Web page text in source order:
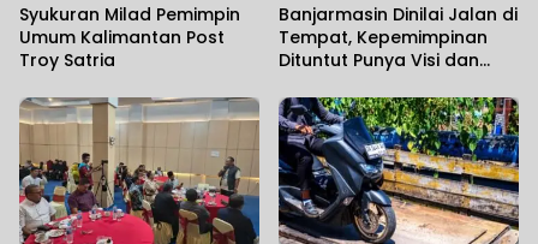
Syukuran Milad Pemimpin
Umum Kalimantan Post
Troy Satria
Banjarmasin Dinilai Jalan di
Tempat, Kepemimpinan
Dituntut Punya Visi dan